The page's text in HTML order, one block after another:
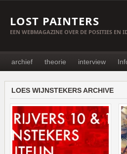
LOST PAINTERS
EEN WEBMAGAZINE OVER DE POSITIES EN
archief theorie interview
LOES WIJNSTEKERS ARCHIVE